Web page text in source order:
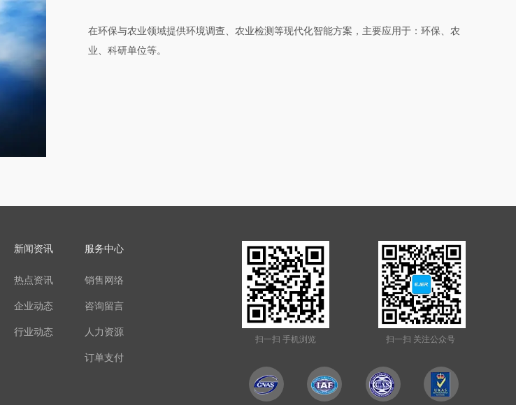
在环保与农业领域提供环境调查、农业检测等现代化智能方案，主要应用于：环保、农
业、科研单位等。
新闻资讯
热点资讯
企业动态
行业动态
服务中心
销售网络
咨询留言
人力资源
订单支付
扫一扫 手机浏览 扫一扫 关注公众号